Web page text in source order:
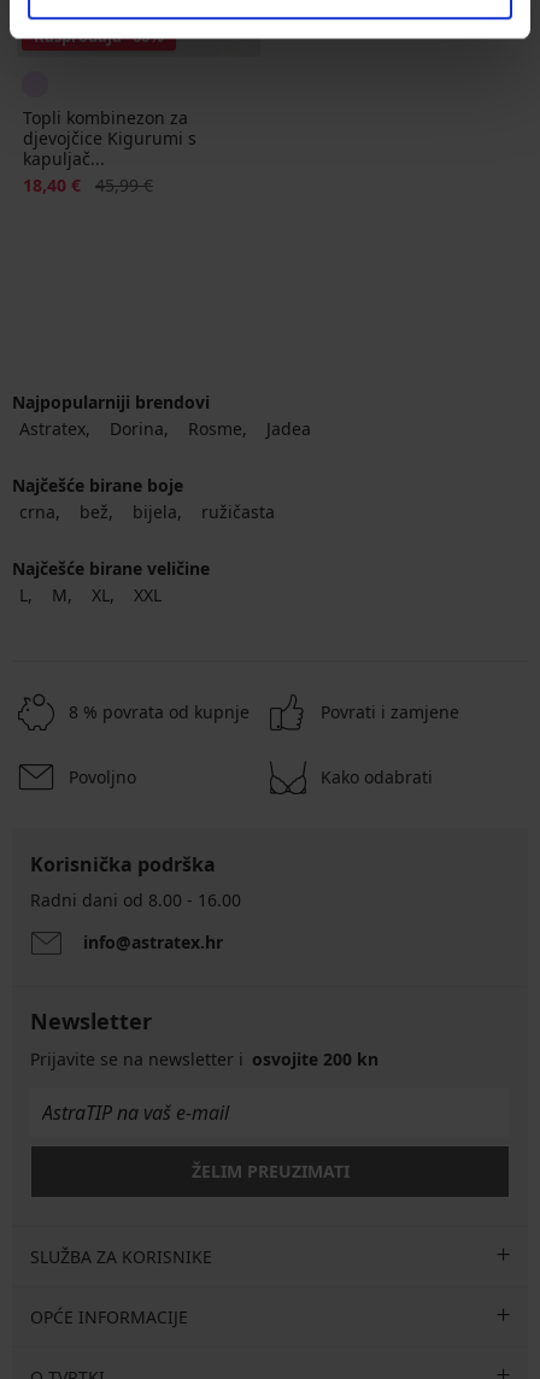
Rasprodaja -60%
Topli kombinezon za
djevojčice Kigurumi s
kapuljač...
Popust
18,40 € Prvobitna cijena
45,99 €
Najpopularniji brendovi
Astratex
Dorina Rosme Jadea
Najčešće birane boje
crna
bež bijela ružičasta
Najčešće birane veličine
L
M XL XXL
8 % povrata od kupnje Povrati i zamjene
Povoljno Kako odabrati
Korisnička podrška
Radni dani od 8.00 - 16.00
info@astratex.hr
Newsletter
Prijavite se na newsletter i osvojite 200 kn
ŽELIM PREUZIMATI
SLUŽBA ZA KORISNIKE
OPĆE INFORMACIJE